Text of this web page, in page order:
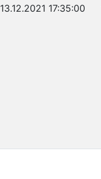
13.12.2021 17:35:00